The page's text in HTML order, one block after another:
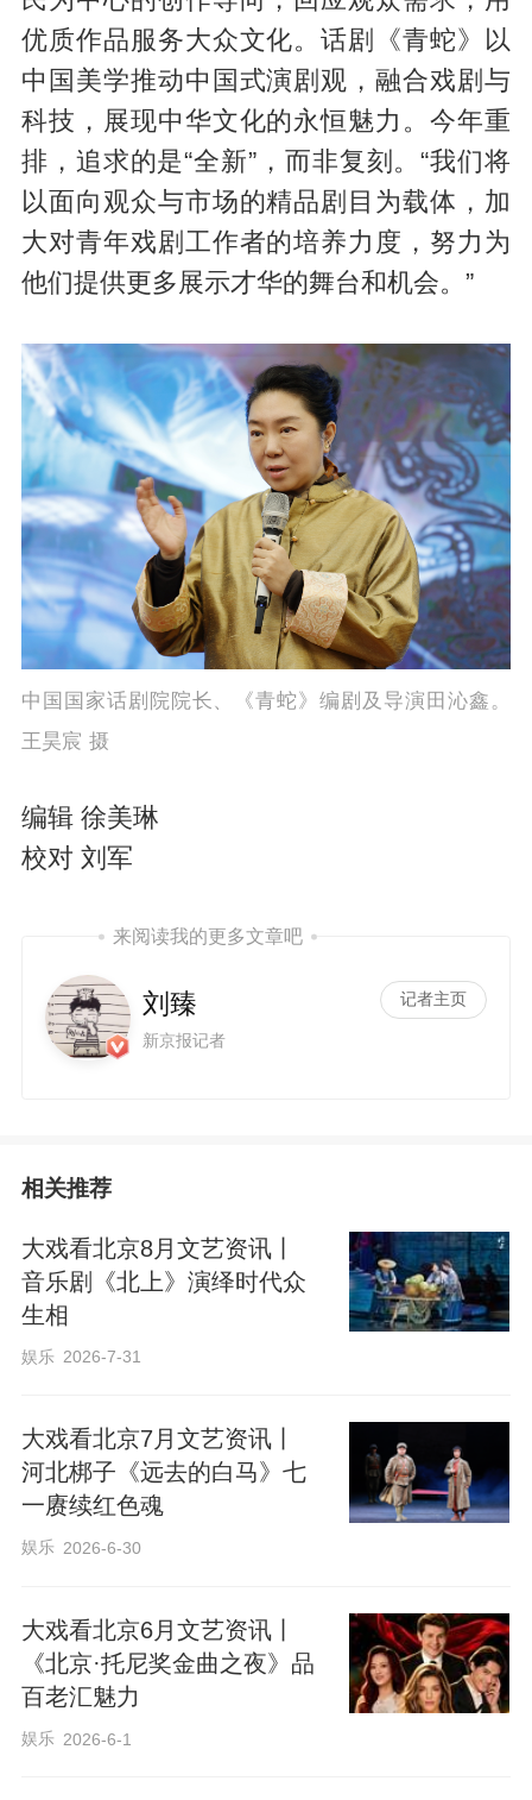
优质作品服务大众文化。话剧《青蛇》以
中国美学推动中国式演剧观，融合戏剧与
科技，展现中华文化的永恒魅力。今年重
排，追求的是“全新”，而非复刻。“我们将
以面向观众与市场的精品剧目为载体，加
大对青年戏剧工作者的培养力度，努力为
他们提供更多展示才华的舞台和机会。”
中国国家话剧院院长、《青蛇》编剧及导演田沁鑫。
王昊宸 摄
编辑 徐美琳
校对 刘军
来阅读我的更多文章吧
刘臻
新京报记者
记者主页
相关推荐
大戏看北京8月文艺资讯丨
音乐剧《北上》演绎时代众
生相
娱乐 2026-7-31
大戏看北京7月文艺资讯丨
河北梆子《远去的白马》七
一赓续红色魂
娱乐 2026-6-30
大戏看北京6月文艺资讯丨
《北京·托尼奖金曲之夜》品
百老汇魅力
娱乐 2026-6-1